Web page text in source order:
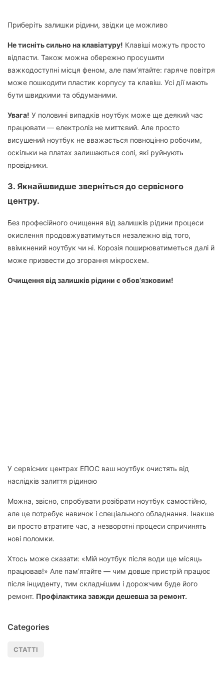
Приберіть залишки рідини, звідки це можливо
Не тисніть сильно на клавіатуру! Клавіші можуть просто
відпасти. Також можна обережно просушити
важкодоступні місця феном, але пам’ятайте: гаряче повітря
може пошкодити пластик корпусу та клавіш. Усі дії мають
бути швидкими та обдуманими.
Увага! У половині випадків ноутбук може ще деякий час
працювати — електроліз не миттєвий. Але просто
висушений ноутбук не вважається повноцінно робочим,
оскільки на платах залишаються солі, які руйнують
провідники.
3. Якнайшвидше зверніться до сервісного
центру.
Без професійного очищення від залишків рідини процеси
окислення продовжуватимуться незалежно від того,
ввімкнений ноутбук чи ні. Корозія поширюватиметься далі й
може призвести до згорання мікросхем.
Очищення від залишків рідини є обов’язковим!
У сервісних центрах ЕПОС ваш ноутбук очистять від
наслідків залиття рідиною
Можна, звісно, спробувати розібрати ноутбук самостійно,
але це потребує навичок і спеціального обладнання. Інакше
ви просто втратите час, а незворотні процеси спричинять
нові поломки.
Хтось може сказати: «Мій ноутбук після води ще місяць
працював!» Але пам’ятайте — чим довше пристрій працює
після інциденту, тим складнішим і дорожчим буде його
ремонт. Профілактика завжди дешевша за ремонт.
Categories
СТАТТІ